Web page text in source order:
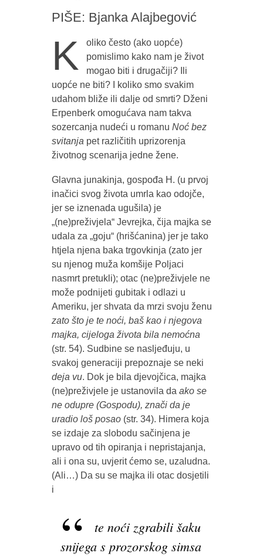
PIŠE: Bjanka Alajbegović
K
oliko često (ako uopće)
pomislimo kako nam je život
mogao biti i drugačiji? Ili
uopće ne biti? I koliko smo svakim
udahom bliže ili dalje od smrti? Dženi
Erpenberk omogućava nam takva
sozercanja nudeći u romanu Noć bez
svitanjapet različitih uprizorenja
životnog scenarija jedne žene.
Glavna junakinja, gospođa H. (u prvoj
inačici svog života umrla kao odojče,
jer se iznenada ugušila) je
„(ne)preživjela“ Jevrejka, čija majka se
udala za „goju“ (hrišćanina) jer je tako
htjela njena baka trgovkinja (zato jer
su njenog muža komšije Poljaci
nasmrt pretukli); otac (ne)preživjele ne
može podnijeti gubitak i odlazi u
Ameriku, jer shvata da mrzi svoju ženu
zato što je te noći, baš kao i njegova
majka, cijeloga života bila nemoćna
(str. 54). Sudbine se nasljeđuju, u
svakoj generaciji prepoznaje se neki
deja vu. Dok je bila djevojčica, majka
(ne)preživjele je ustanovila da ako se
ne odupre (Gospodu), znači da je
uradio loš posao (str. 34). Himera koja
se izdaje za slobodu sačinjena je
upravo od tih opiranja i nepristajanja,
ali i ona su, uvjerit ćemo se, uzaludna.
(Ali…) Da su se majka ili otac dosjetili
i
te noći zgrabili šaku
snijega s prozorskog simsa